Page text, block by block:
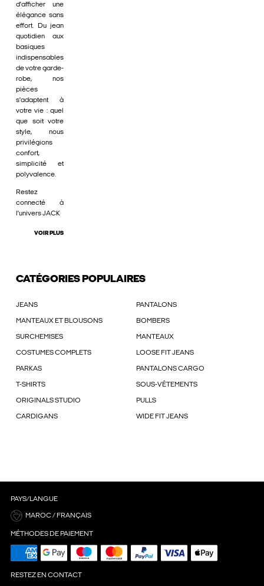
d'afficher une
élégance sans
effort. Du jean
quotidien aux
basiques
indispensables
de votre garde-
robe, nos
pièces
s'adaptent à
votre vie : quel
que soit votre
style, nous
privilégions
confort,
simplicité et
polyvalence.
Restez
connecté à
l'univers JACK
VOIR PLUS
CATÉGORIES POPULAIRES
JEANS PANTALONS
MANTEAUX ET BLOUSONS BOMBERS
SURCHEMISES MANTEAUX
COSTUMES COMPLETS LOOSE FIT JEANS
PARKAS PANTALONS CARGO
T-SHIRTS SOUS-VÊTEMENTS
ORIGINALS STUDIO PULLS
CARDIGANS WIDE FIT JEANS
PAYS/LANGUE
MAROC / FRANÇAIS
MÉTHODES DE PAIEMENT
RESTEZ EN CONTACT